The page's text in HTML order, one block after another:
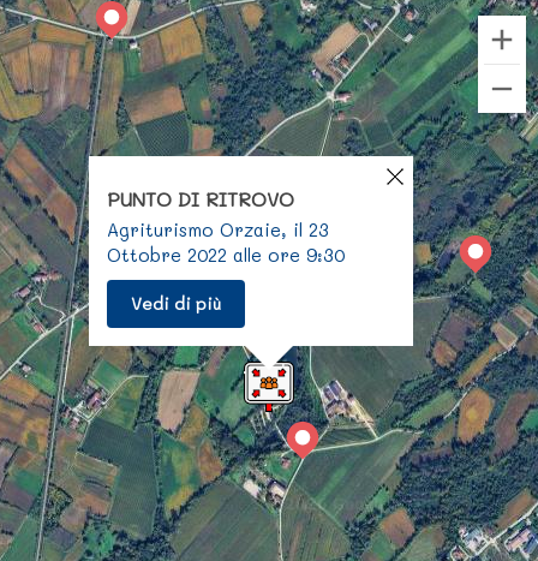
PUNTO DI RITROVO
Agriturismo Orzaie, il 23
Ottobre 2022 alle ore 9:30
Vedi di più